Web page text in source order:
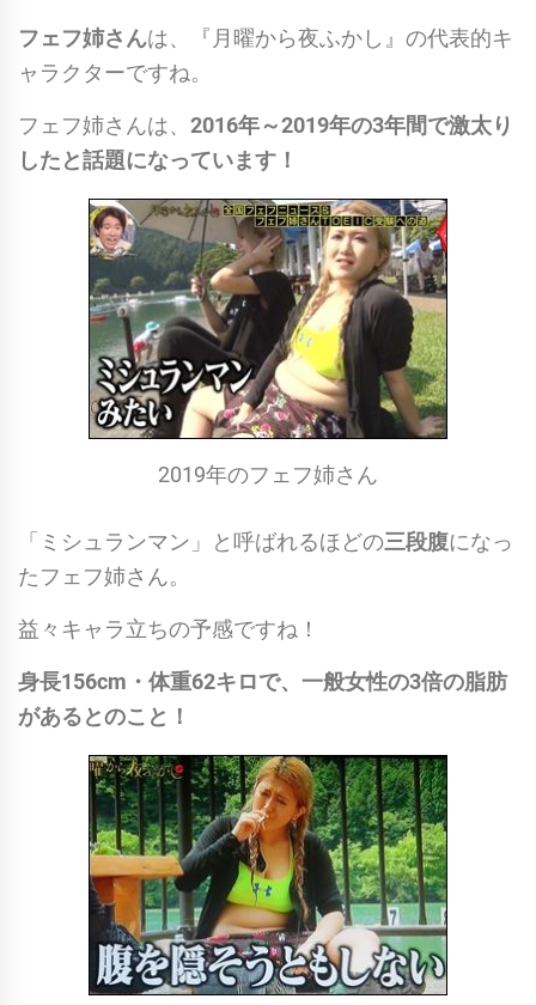
フェフ姉さんは、『月曜から夜ふかし』の代表的キ
ャラクターですね。
フェフ姉さんは、 2016年～2019年の3年間で激太り
したと話題になっています！
2019年のフェフ姉さん
「ミシュランマン」と呼ばれるほどの三段腹になっ
たフェフ姉さん。
益々キャラ立ちの予感ですね！
身長156cm・体重62キロで、一般女性の3倍の脂肪
があるとのこと！